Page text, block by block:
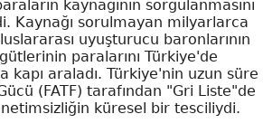
kaynağının sorgulanmasını
Kaynağı sorulmayan milyarlarca
uyuşturucu baronlarının
paralarını Türkiye'de
kapı araladı. Türkiye'nin uzun süre
(FATF) tarafından "Gri Liste"de
küresel bir tesciliydi.